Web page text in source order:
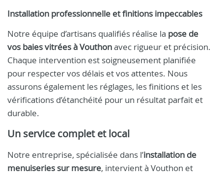
Installation professionnelle et finitions impeccables
Notre équipe d’artisans qualifiés réalise la pose de
vos baies vitrées à Vouthonavec rigueur et précision.
Chaque intervention est soigneusement planifiée
pour respecter vos délais et vos attentes. Nous
assurons également les réglages, les finitions et les
vérifications d’étanchéité pour un résultat parfait et
durable.
Un service complet et local
Notre entreprise, spécialisée dans l’installation de
menuiseries sur mesure, intervient à Vouthon et